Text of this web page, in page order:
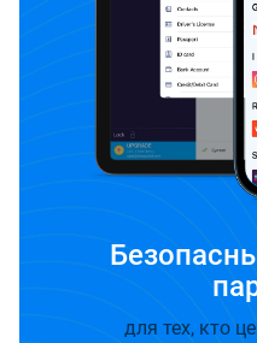
для тех, кто